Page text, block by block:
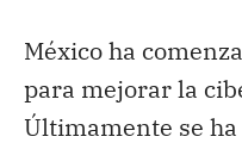
México ha
para mejorar la
Últimamente se